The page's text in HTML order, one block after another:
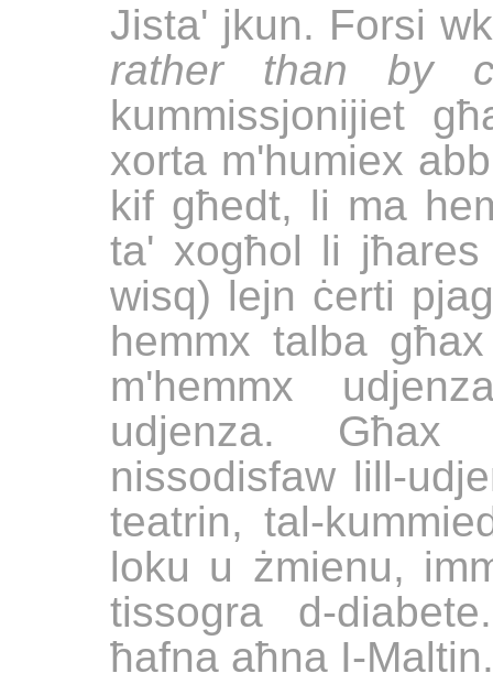
Jista' jkun. Forsi
rather than by
kummissjonijiet
xorta m'humiex
kif għedt, li ma
ta' xogħol li
wisq) lejn ċerti
hemmx talba
m'hemmx
udjenza.
nissodisfaw lill-
teatrin, tal-
loku u żmienu,
tissogra d-
ħafna aħna I-Maltin.